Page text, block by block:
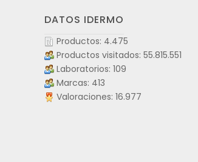
DATOS IDERMO
Productos: 4.475
Productos visitados: 55.815.551
Laboratorios: 109
Marcas: 413
Valoraciones: 16.977